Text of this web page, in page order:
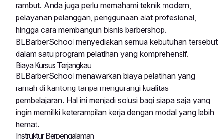
rambut. Anda juga perlu memahami teknik modern,
pelayanan pelanggan, penggunaan alat profesional,
hingga cara membangun bisnis barbershop.
BLBarberSchool menyediakan semua kebutuhan tersebut
dalam satu program pelatihan yang komprehensif.
Biaya Kursus Terjangkau
BLBarberSchool menawarkan biaya pelatihan yang
ramah di kantong tanpa mengurangi kualitas
pembelajaran. Hal ini menjadi solusi bagi siapa saja yang
ingin memiliki keterampilan kerja dengan modal yang lebih
hemat.
Instruktur Berpengalaman